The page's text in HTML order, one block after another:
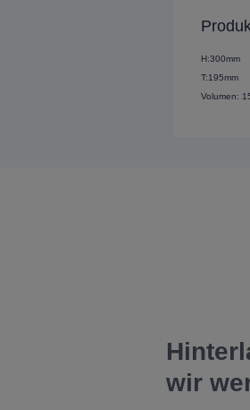
H:300mm
T:195mm
Volumen:
wir